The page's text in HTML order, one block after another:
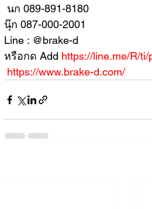
นก 089-891-8180
นุ๊ก 087-000-2001
Line : @brake-d
หรือกด Add https://line.me/R/ti/
https://www.brake-d.com/